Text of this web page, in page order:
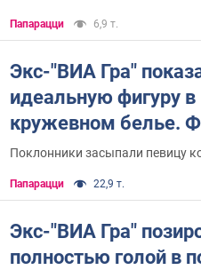
Папарацци 6,9 т.
Экс-"ВИА Гра"
идеальную фигуру в
кружевном белье.
Поклонники засыпали певицу
Папарацци 22,9 т.
Экс-"ВИА Гра"
полностью голой в